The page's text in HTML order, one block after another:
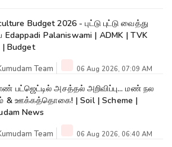
Budget 2026 - புட்டு புட்டு வைத்து
Edappadi Palaniswami | ADMK | TVK
| Budget
Team 06 Aug 2026, 07:09 AM
பட்ஜெட்டில் அசத்தல் அறிவிப்பு... மண் நல
& ஊக்கத்தொகை! | Soil | Scheme |
News
Team 06 Aug 2026, 06:40 AM